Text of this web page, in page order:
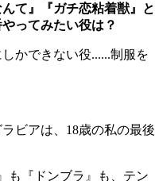
て』『ガチ恋粘着獣』と
ってみたい役は？
かできない役......制服を
ビアは、18歳の私の最後
も『ドンブラ』も、テン